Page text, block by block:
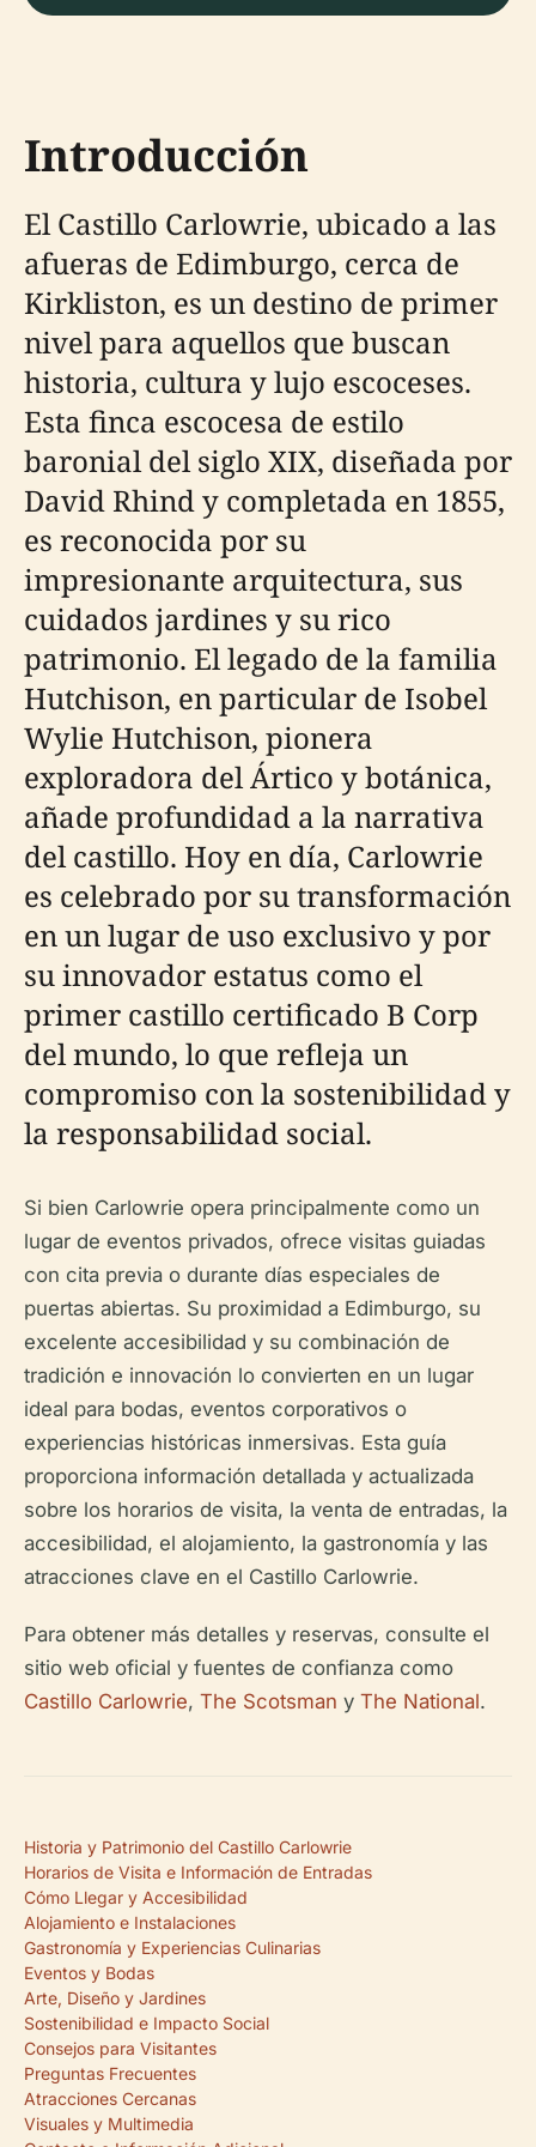
Introducción
El Castillo Carlowrie, ubicado a las
afueras de Edimburgo, cerca de
Kirkliston, es un destino de primer
nivel para aquellos que buscan
historia, cultura y lujo escoceses.
Esta finca escocesa de estilo
baronial del siglo XIX, diseñada por
David Rhind y completada en 1855,
es reconocida por su
impresionante arquitectura, sus
cuidados jardines y su rico
patrimonio. El legado de la familia
Hutchison, en particular de Isobel
Wylie Hutchison, pionera
exploradora del Ártico y botánica,
añade profundidad a la narrativa
del castillo. Hoy en día, Carlowrie
es celebrado por su transformación
en un lugar de uso exclusivo y por
su innovador estatus como el
primer castillo certificado B Corp
del mundo, lo que refleja un
compromiso con la sostenibilidad y
la responsabilidad social.
Si bien Carlowrie opera principalmente como un
lugar de eventos privados, ofrece visitas guiadas
con cita previa o durante días especiales de
puertas abiertas. Su proximidad a Edimburgo, su
excelente accesibilidad y su combinación de
tradición e innovación lo convierten en un lugar
ideal para bodas, eventos corporativos o
experiencias históricas inmersivas. Esta guía
proporciona información detallada y actualizada
sobre los horarios de visita, la venta de entradas, la
accesibilidad, el alojamiento, la gastronomía y las
atracciones clave en el Castillo Carlowrie.
Para obtener más detalles y reservas, consulte el
sitio web oficial y fuentes de confianza como
Castillo Carlowrie, The Scotsman y The National.
Historia y Patrimonio del Castillo Carlowrie
Horarios de Visita e Información de Entradas
Cómo Llegar y Accesibilidad
Alojamiento e Instalaciones
Gastronomía y Experiencias Culinarias
Eventos y Bodas
Arte, Diseño y Jardines
Sostenibilidad e Impacto Social
Consejos para Visitantes
Preguntas Frecuentes
Atracciones Cercanas
Visuales y Multimedia